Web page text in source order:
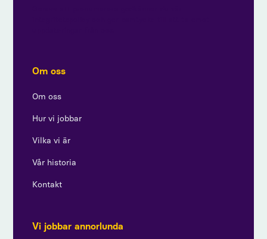
Om oss
Om oss
Hur vi jobbar
Vilka vi är
Vår historia
Kontakt
Vi jobbar annorlunda